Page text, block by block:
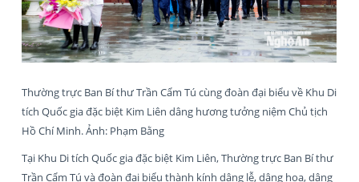
Thường trực Ban Bí thư Trần Cẩm Tú cùng đoàn đại biểu về Khu Di
tích Quốc gia đặc biệt Kim Liên dâng hương tưởng niệm Chủ tịch
Hồ Chí Minh. Ảnh: Phạm Bằng
Tại Khu Di tích Quốc gia đặc biệt Kim Liên, Thường trực Ban Bí thư
Trần Cẩm Tú và đoàn đại biểu thành kính dâng lễ, dâng hoa, dâng